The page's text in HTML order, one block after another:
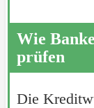
Wie
prüfen
Die